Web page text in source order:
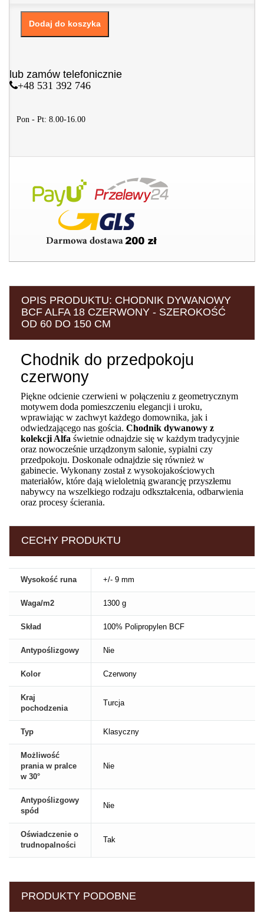
Dodaj do koszyka
lub zamów telefonicznie
+48 531 392 746
Pon - Pt: 8.00-16.00
OPIS PRODUKTU: CHODNIK DYWANOWY
BCF ALFA 18 CZERWONY - SZEROKOŚĆ
OD 60 DO 150 CM
Chodnik do przedpokoju
czerwony
Piękne odcienie czerwieni w połączeniu z geometrycznym
motywem doda pomieszczeniu elegancji i uroku,
wprawiając w zachwyt każdego domownika, jak i
odwiedzającego nas gościa. Chodnik dywanowy z
kolekcji Alfa świetnie odnajdzie się w każdym tradycyjnie
oraz nowocześnie urządzonym salonie, sypialni czy
przedpokoju. Doskonale odnajdzie się również w
gabinecie. Wykonany został z wysokojakościowych
materiałów, które dają wieloletnią gwarancję przyszłemu
nabywcy na wszelkiego rodzaju odkształcenia, odbarwienia
oraz procesy ścierania.
CECHY PRODUKTU
Wysokość runa +/- 9 mm
Waga/m2 1300 g
Skład 100% Polipropylen BCF
Antypoślizgowy Nie
Kolor Czerwony
Kraj
pochodzenia
Turcja
Typ Klasyczny
Możliwość
prania w pralce
w 30°
Nie
Antypoślizgowy
spód
Nie
Oświadczenie o
trudnopalności
Tak
PRODUKTY PODOBNE